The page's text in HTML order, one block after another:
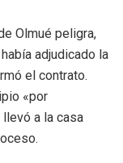
Olmué peligra,
adjudicado la
el contrato.
«por
a la casa